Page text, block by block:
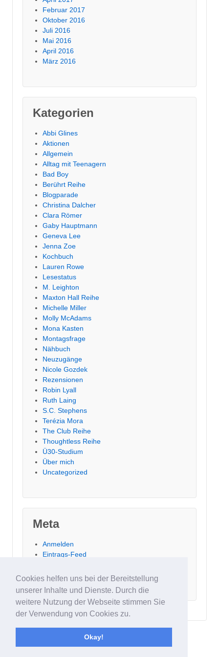
Cookies helfen uns bei der Bereitstellung
unserer Inhalte und Dienste. Durch die
weitere Nutzung der Webseite stimmen Sie
der Verwendung von Cookies zu.
Okay!
Februar 2017
Oktober 2016
Juli 2016
Mai 2016
April 2016
März 2016
Kategorien
Abbi Glines
Aktionen
Allgemein
Alltag mit Teenagern
Bad Boy
Berührt Reihe
Blogparade
Christina Dalcher
Clara Römer
Gaby Hauptmann
Geneva Lee
Jenna Zoe
Kochbuch
Lauren Rowe
Lesestatus
M. Leighton
Maxton Hall Reihe
Michelle Miller
Molly McAdams
Mona Kasten
Montagsfrage
Nähbuch
Neuzugänge
Nicole Gozdek
Rezensionen
Robin Lyall
Ruth Laing
S.C. Stephens
Terézia Mora
The Club Reihe
Thoughtless Reihe
Ü30-Studium
Über mich
Uncategorized
Meta
Anmelden
Eintrags-Feed
WordPress.org